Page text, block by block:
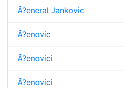
Ã?eneral Jankovic
Ã?enovic
Ã?enovici
Ã?enovici